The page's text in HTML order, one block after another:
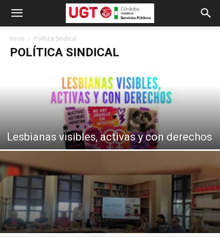
Inicio Política Sindical
POLÍTICA SINDICAL
Lesbianas visibles, activas y con derechos